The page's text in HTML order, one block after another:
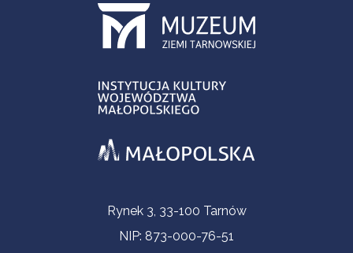
Informacje kontaktoweRynek 3, 33-100 Tarnów
NIP: 873-000-76-51